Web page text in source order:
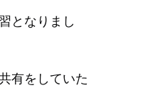
となりまし
有をしていた